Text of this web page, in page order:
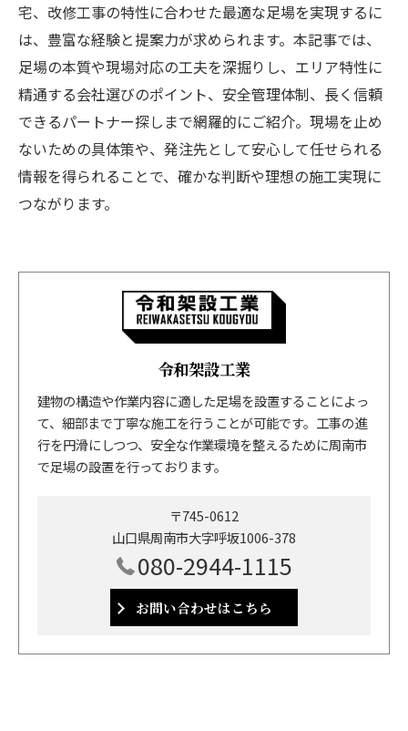
宅、改修工事の特性に合わせた最適な足場を実現するに
は、豊富な経験と提案力が求められます。本記事では、
足場の本質や現場対応の工夫を深掘りし、エリア特性に
精通する会社選びのポイント、安全管理体制、長く信頼
できるパートナー探しまで網羅的にご紹介。現場を止め
ないための具体策や、発注先として安心して任せられる
情報を得られることで、確かな判断や理想の施工実現に
つながります。
令和架設工業
建物の構造や作業内容に適した足場を設置することによっ
て、細部まで丁寧な施工を行うことが可能です。工事の進
行を円滑にしつつ、安全な作業環境を整えるために周南市
で足場の設置を行っております。
〒745-0612
山口県周南市大字呼坂1006-378
080-2944-1115
お問い合わせはこちら